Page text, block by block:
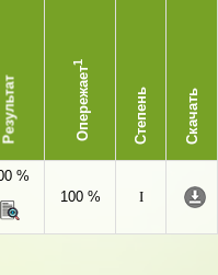
Результат Опережает
1
Степень Скачать
%
100 %
I